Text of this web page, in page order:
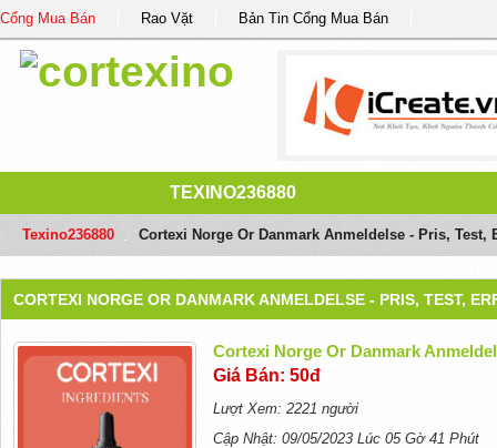
Cổng Mua Bán Rao Vặt Bản Tin Cổng Mua Bán
TEXINO236880
Texino236880 Cortexi Norge Or Danmark Anmeldelse - Pris, Test,
CORTEXI NORGE OR DANMARK ANMELDELSE - PRIS, TEST,
Cortexi Norge Or Danmark
Giá Bán: 50đ
Lượt Xem: 2221 người
Cập Nhật: 09/05/2023 Lúc 05 Gờ 41 Phút